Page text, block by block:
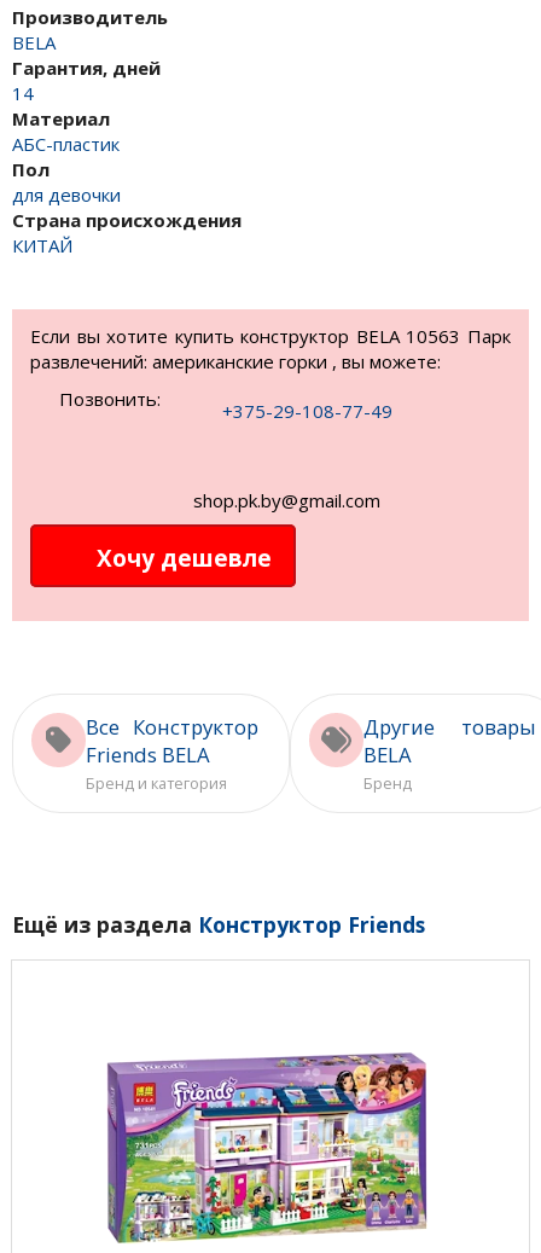
Производитель
BELA
Гарантия, дней
14
Материал
АБС-пластик
Пол
для девочки
Страна происхождения
КИТАЙ
Если вы хотите купить конструктор BELA 10563 Парк
развлечений: американские горки , вы можете:
Позвонить:
+375-29-108-77-49
shop.pk.by@gmail.com
Хочу дешевле
Все Конструктор
Friends BELA
Бренд и категория
Другие товары
BELA
Бренд
Ещё из раздела Конструктор Friends